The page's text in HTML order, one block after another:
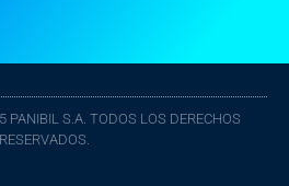
S.A. TODOS LOS DERECHOS
RESERVADOS.